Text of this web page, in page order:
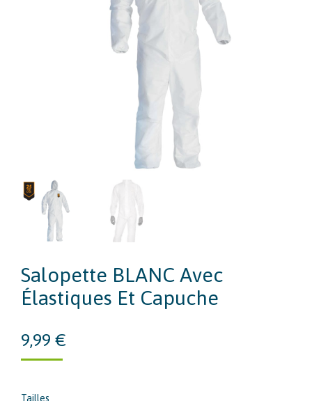
Salopette BLANC Avec
Élastiques Et Capuche
9,99 €
Tailles